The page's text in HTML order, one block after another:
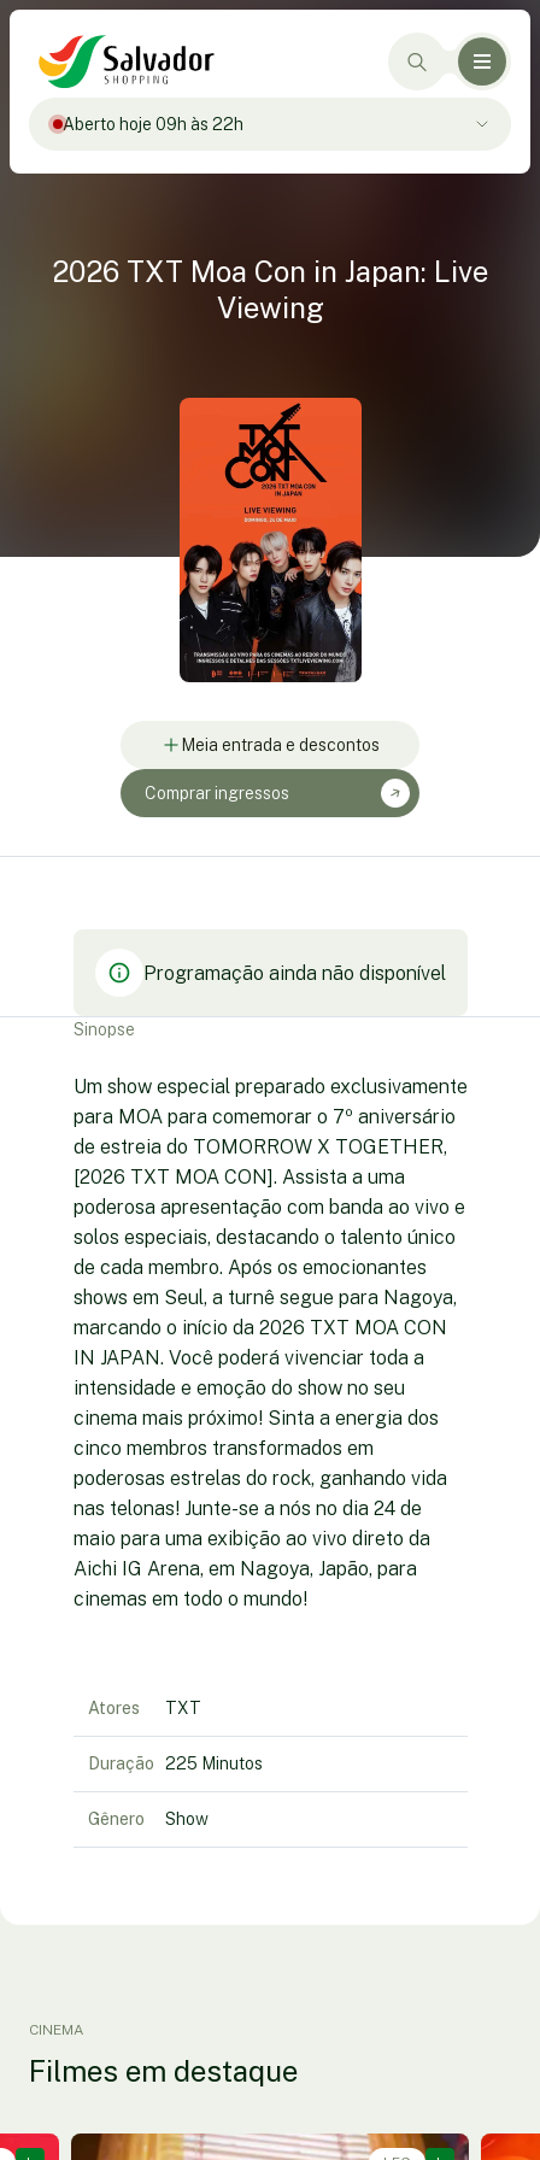
Aberto hoje 09h às 22h
2026 TXT Moa Con in Japan: Live
Viewing
Meia entrada e descontos
Comprar ingressos
Programação ainda não disponível
Sinopse
Um show especial preparado exclusivamente
para MOA para comemorar o 7º aniversário
de estreia do TOMORROW X TOGETHER,
[2026 TXT MOA CON]. Assista a uma
poderosa apresentação com banda ao vivo e
solos especiais, destacando o talento único
de cada membro. Após os emocionantes
shows em Seul, a turnê segue para Nagoya,
marcando o início da 2026 TXT MOA CON
IN JAPAN. Você poderá vivenciar toda a
intensidade e emoção do show no seu
cinema mais próximo! Sinta a energia dos
cinco membros transformados em
poderosas estrelas do rock, ganhando vida
nas telonas! Junte-se a nós no dia 24 de
maio para uma exibição ao vivo direto da
Aichi IG Arena, em Nagoya, Japão, para
cinemas em todo o mundo!
Atores TXT
Duração 225 Minutos
Gênero Show
CINEMA
Filmes em destaque